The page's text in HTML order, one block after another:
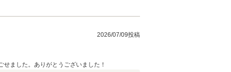
2026/07/09投稿
ました。ありがとうございました！